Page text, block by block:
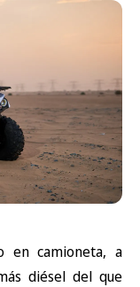
en camioneta, a
diésel del que